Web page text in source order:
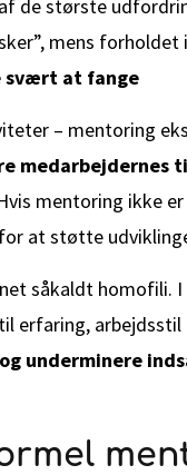
de største
mens
svært at fange
– mentoring
mentoring ikke
at støtte
såkaldt homofili.
erfaring, arbejdsstil
underminere